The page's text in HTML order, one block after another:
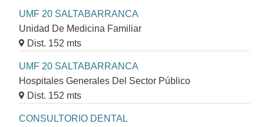
UMF 20 SALTABARRANCA
Unidad De Medicina Familiar
Dist. 152 mts
UMF 20 SALTABARRANCA
Hospitales Generales Del Sector Público
Dist. 152 mts
CONSULTORIO DENTAL